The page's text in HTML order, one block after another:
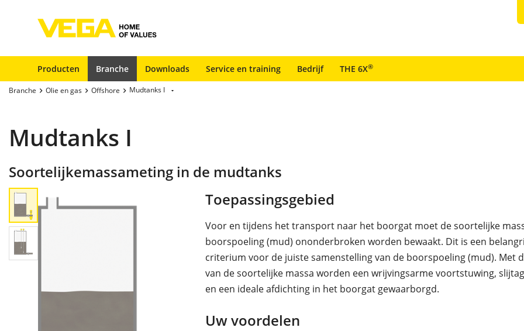
Producten Branche Downloads Service en training Bedrijf THE 6X®
Branche Olie en gas Offshore Mudtanks I
Mudtanks I
Soortelijkemassameting in de mudtanks
Toepassingsgebied
Voor en tijdens het transport naar het boorgat moet de soortelijke
boorspoeling (mud) ononderbroken worden bewaakt. Dit is een
criterium voor de juiste samenstelling van de boorspoeling (mud). Met
van de soortelijke massa worden een wrijvingsarme voortstuwing,
en een ideale afdichting in het boorgat gewaarborgd.
Uw voordelen